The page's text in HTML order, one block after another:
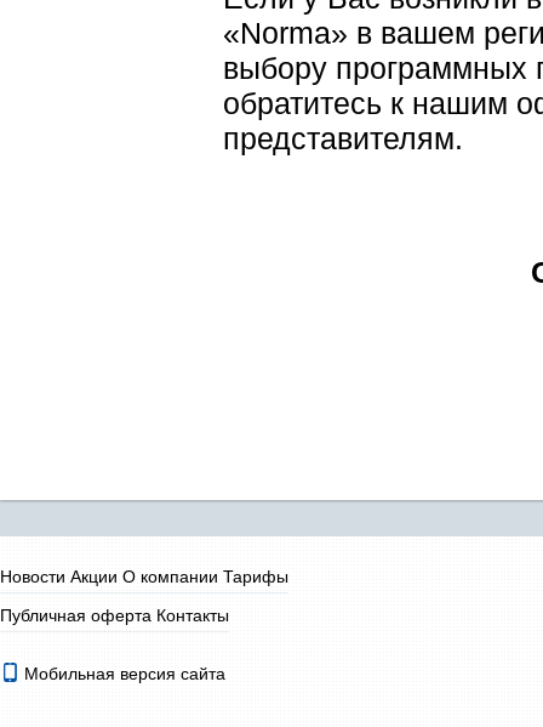
«Norma» в вашем
выбору программных
обратитесь к нашим
представителям.
Новости Акции О компании Тарифы
Публичная оферта Контакты
Мобильная версия сайта